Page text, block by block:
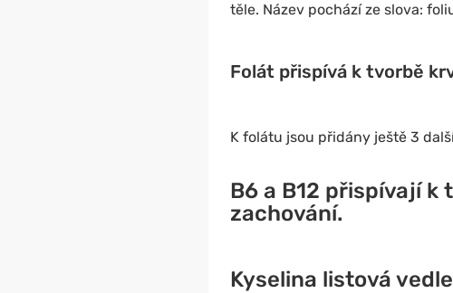
těle. Název pochází ze slova:
Folát přispívá k tvorbě
K folátu jsou přidány ještě 3
B6 a B12 přispívají k
zachování.
Kyselina listová